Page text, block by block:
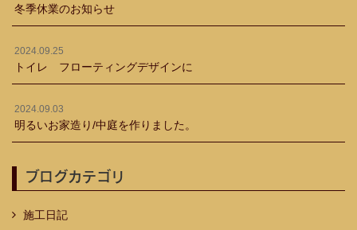
冬季休業のお知らせ
2024.09.25
トイレ フローティングデザインに
2024.09.03
明るいお家造り/中庭を作りました。
ブログカテゴリ
施工日記